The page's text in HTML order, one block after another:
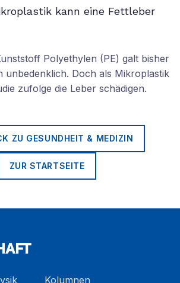
kann eine Fettleber
Polyethylen (PE) galt bisher
unbedenklich. Doch als Mikroplastik
zufolge die Leber schädigen.
ZU GESUNDHEIT & MEDIZIN
ZUR STARTSEITE
Kolumnen